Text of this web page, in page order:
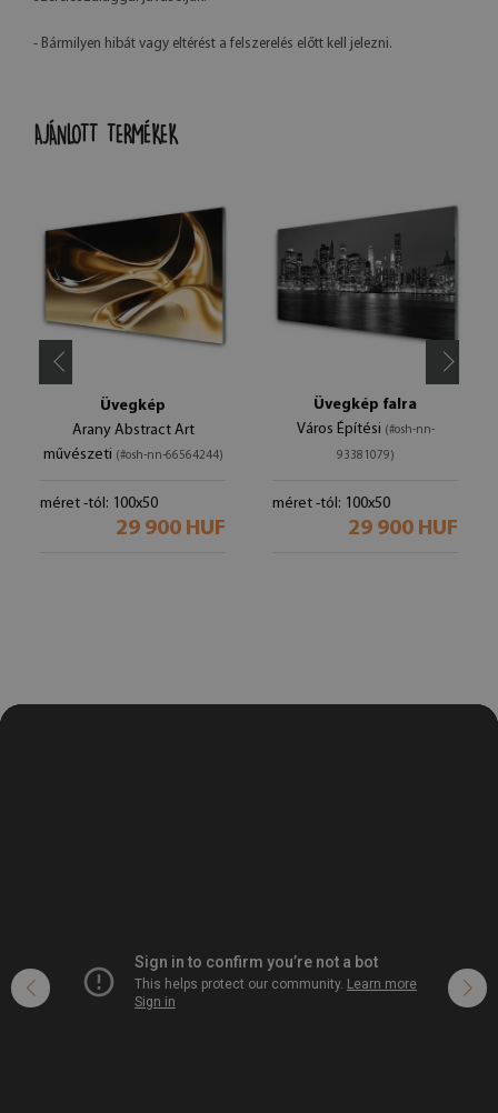
- Bármilyen hibát vagy eltérést a felszerelés előtt kell jelezni.
AJÁNLOTT TERMÉKEK
Üvegkép
Arany Abstract Art
művészeti (#osh-nn-66564244)
méret -tól: 100x50
29 900 HUF
Üvegkép falra
Város Építési (#osh-nn-
93381079)
méret -tól: 100x50
29 900 HUF